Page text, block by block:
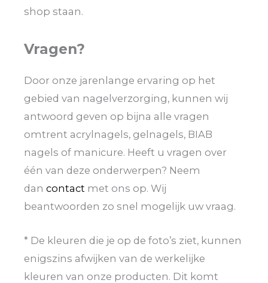
shop staan.
Vragen?
Door onze jarenlange ervaring op het
gebied van nagelverzorging, kunnen wij
antwoord geven op bijna alle vragen
omtrent acrylnagels, gelnagels, BIAB
nagels of manicure. Heeft u vragen over
één van deze onderwerpen? Neem
dan contact met ons op. Wij
beantwoorden zo snel mogelijk uw vraag.
* De kleuren die je op de foto’s ziet, kunnen
enigszins afwijken van de werkelijke
kleuren van onze producten. Dit komt